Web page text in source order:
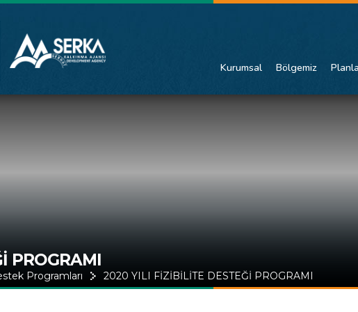
Kurumsal Bölgemiz
PROGRAMI
Programları 2020 YILI FİZİBİLİTE DESTEĞİ PROGRAMI